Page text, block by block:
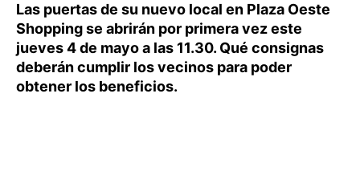
Las puertas de su nuevo local en Plaza Oeste
Shopping se abrirán por primera vez este
jueves 4 de mayo a las 11.30. Qué consignas
deberán cumplir los vecinos para poder
obtener los beneficios.